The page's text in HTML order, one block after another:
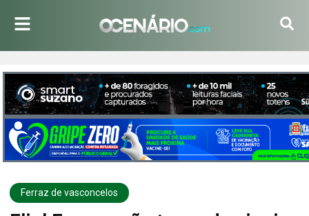
Ferraz de vasconcelos